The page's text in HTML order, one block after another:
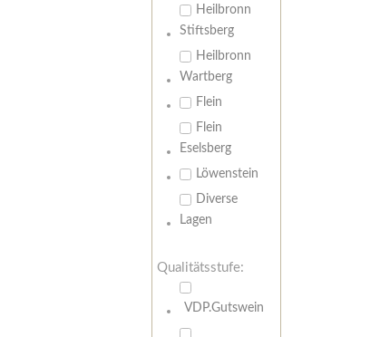
Heilbronn
Stiftsberg
Heilbronn
Wartberg
Flein
Flein
Eselsberg
Löwenstein
Diverse
Lagen
Qualitätsstufe:
VDP.Gutswein